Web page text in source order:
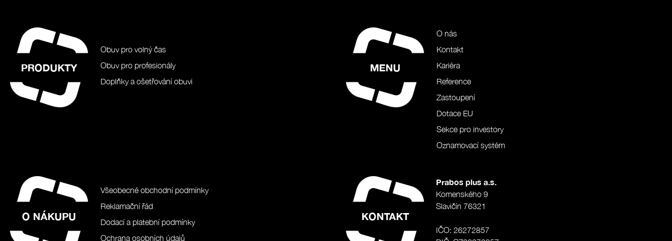
PRODUKTY
Obuv pro volný čas
Obuv pro profesionály
Doplňky a ošetřování obuvi
MENU
O nás
Kontakt
Kariéra
Reference
Zastoupení
Dotace EU
Sekce pro investory
Oznamovací systém
O NÁKUPU
Všeobecné obchodní podmínky
Reklamační řád
Dodací a platební podmínky
Ochrana osobních údajů
KONTAKT
Prabos plus a.s.
Komenského 9
Slavičín 76321
IČO: 26272857